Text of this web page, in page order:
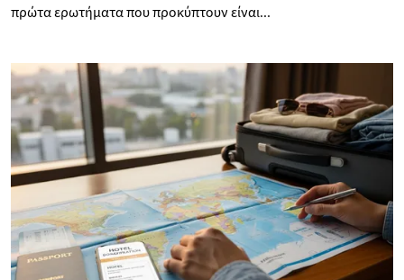
πρώτα ερωτήματα που προκύπτουν είναι...